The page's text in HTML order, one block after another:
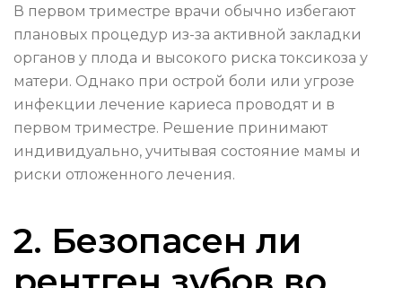
В первом триместре врачи обычно избегают
плановых процедур из-за активной закладки
органов у плода и высокого риска токсикоза у
матери. Однако при острой боли или угрозе
инфекции лечение кариеса проводят и в
первом триместре. Решение принимают
индивидуально, учитывая состояние мамы и
риски отложенного лечения.
2. Безопасен ли